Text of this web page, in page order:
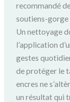
recommandé
soutiens-gorge
Un nettoyage
l’application
gestes
de protéger le
encres ne
un résultat qui